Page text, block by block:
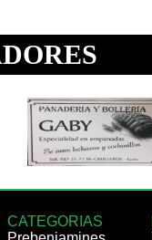
CATEGORIAS